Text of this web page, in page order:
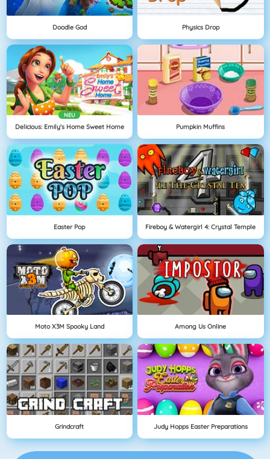
Doodle God Physics Drop
NEU
Delicious: Emily's Home Sweet Home Pumpkin Muffins
Easter Pop Fireboy & Watergirl 4: Crystal Temple
Moto X3M Spooky Land Among Us Online
Grindcraft Judy Hopps Easter Preparations